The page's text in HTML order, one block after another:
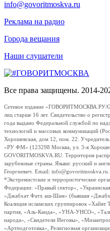
info@govoritmoskva.ru
Реклама на радио
Города вещания
Наши слушатели
Все права защищены. 2014-
Сетевое издание «ГОВОРИТМОСКВА.РУ/
лиц старше 16 лет. Свидетельство о
года выдано Федеральной службой по
технологий и массовых коммуникаций
Хорошевская, дом 12, пом. 22.
«РУ ФМ» (123298 Москва, ул. 3-я
GOVORITMOSKVA.RU. Территория
зарубежные страны. Языки: русский и
Георгиевич. Email:
*Экстремистские и террористические
Федерации: «Правый сектор»,
«Джабхат Фатх аш-Шам» (бывшая
Коалиция исламских группировок
партия, «Аль-Каида», «УНА-УНСО»,
народа», «Свидетели Иеговы»,
«Артподготовка», Религиозная